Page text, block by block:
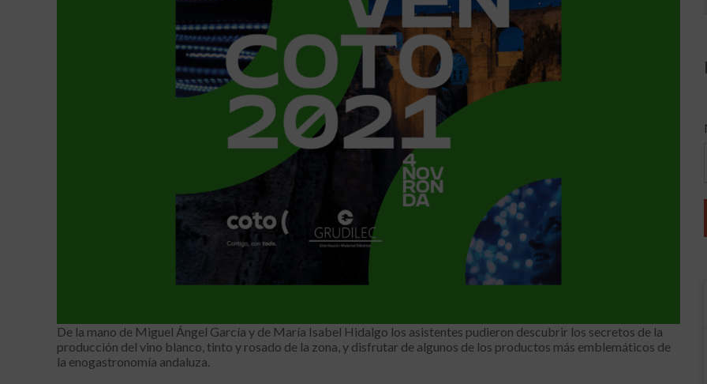
De la mano de Miguel Ángel García y de María Isabel Hidalgo los asistentes pudieron descubrir los secretos de la
producción del vino blanco, tinto y rosado de la zona, y disfrutar de algunos de los productos más emblemáticos de
la enogastronomía andaluza.